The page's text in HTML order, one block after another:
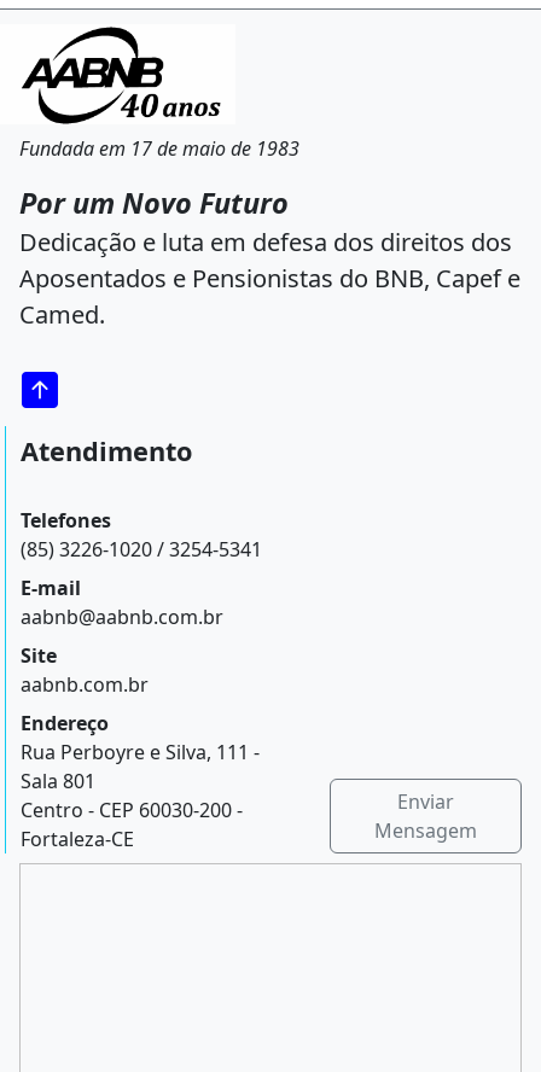
Fundada em 17 de maio de 1983
Por um Novo Futuro
Dedicação e luta em defesa dos direitos dos
Aposentados e Pensionistas do BNB, Capef e
Camed.
Atendimento
Telefones
(85) 3226-1020 / 3254-5341
E-mail
aabnb@aabnb.com.br
Site
aabnb.com.br
Endereço
Rua Perboyre e Silva, 111 -
Sala 801
Centro - CEP 60030-200 -
Fortaleza-CE
Enviar
Mensagem